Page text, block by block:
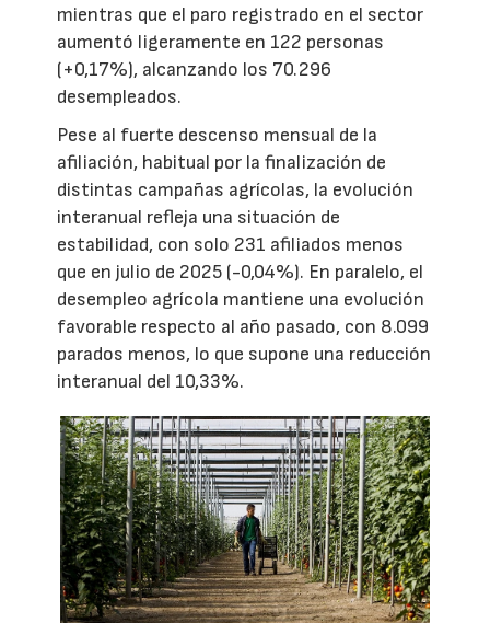
mientras que el paro registrado en el sector
aumentó ligeramente en 122 personas
(+0,17%), alcanzando los 70.296
desempleados.
Pese al fuerte descenso mensual de la
afiliación, habitual por la finalización de
distintas campañas agrícolas, la evolución
interanual refleja una situación de
estabilidad, con solo 231 afiliados menos
que en julio de 2025 (-0,04%). En paralelo, el
desempleo agrícola mantiene una evolución
favorable respecto al año pasado, con 8.099
parados menos, lo que supone una reducción
interanual del 10,33%.